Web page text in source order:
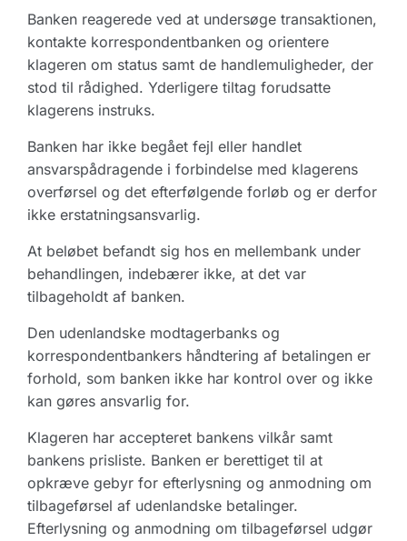
Banken reagerede ved at undersøge transaktionen,
kontakte korrespondentbanken og orientere
klageren om status samt de handlemuligheder, der
stod til rådighed. Yderligere tiltag forudsatte
klagerens instruks.
Banken har ikke begået fejl eller handlet
ansvarspådragende i forbindelse med klagerens
overførsel og det efterfølgende forløb og er derfor
ikke erstatningsansvarlig.
At beløbet befandt sig hos en mellembank under
behandlingen, indebærer ikke, at det var
tilbageholdt af banken.
Den udenlandske modtagerbanks og
korrespondentbankers håndtering af betalingen er
forhold, som banken ikke har kontrol over og ikke
kan gøres ansvarlig for.
Klageren har accepteret bankens vilkår samt
bankens prisliste. Banken er berettiget til at
opkræve gebyr for efterlysning og anmodning om
tilbageførsel af udenlandske betalinger.
Efterlysning og anmodning om tilbageførsel udgør